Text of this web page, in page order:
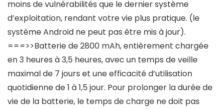
moins de vulnérabilités que le dernier système
d’exploitation, rendant votre vie plus pratique. (le
système Android ne peut pas être mis à jour).
===>>Batterie de 2800 mAh, entièrement chargée
en 3 heures à 3,5 heures, avec un temps de veille
maximal de 7 jours et une efficacité d’utilisation
quotidienne de 1 à 1,5 jour. Pour prolonger la durée de
vie de la batterie, le temps de charge ne doit pas